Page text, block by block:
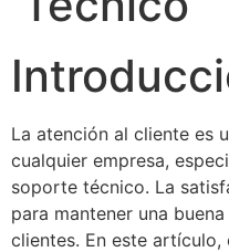
La atención al cliente es
cualquier empresa,
soporte técnico. La
para mantener una
clientes. En este